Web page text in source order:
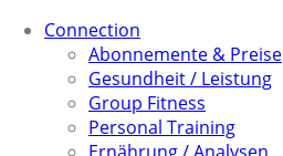
Connection
Abonnemente & Preise
Gesundheit / Leistung
Group Fitness
Personal Training